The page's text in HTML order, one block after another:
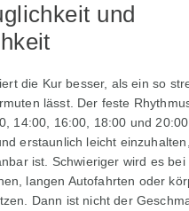
und
die Kur besser, als ein so
lässt. Der feste
14:00, 16:00, 18:00 und
erstaunlich leicht
ist. Schwieriger wird es bei
langen Autofahrten oder
Dann ist nicht der